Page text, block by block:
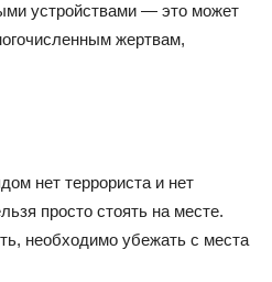
устройствами — это может
жертвам,
нет террориста и нет
просто стоять на месте.
необходимо убежать с места